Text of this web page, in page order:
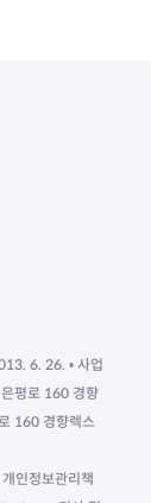
6. 26. • 사업
평로 160 경향
160 경향렉스
인정보관리책